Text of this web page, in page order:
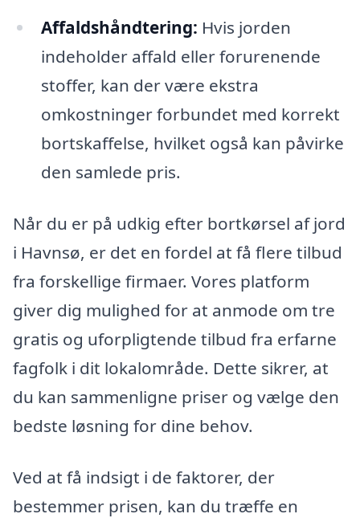
Affaldshåndtering: Hvis jorden
indeholder affald eller forurenende
stoffer, kan der være ekstra
omkostninger forbundet med korrekt
bortskaffelse, hvilket også kan påvirke
den samlede pris.
Når du er på udkig efter bortkørsel af jord
i Havnsø, er det en fordel at få flere tilbud
fra forskellige firmaer. Vores platform
giver dig mulighed for at anmode om tre
gratis og uforpligtende tilbud fra erfarne
fagfolk i dit lokalområde. Dette sikrer, at
du kan sammenligne priser og vælge den
bedste løsning for dine behov.
Ved at få indsigt i de faktorer, der
bestemmer prisen, kan du træffe en